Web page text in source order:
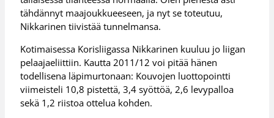
tähdännyt maajoukkueeseen, ja nyt se toteutuu,
Nikkarinen tiivistää tunnelmansa.
Kotimaisessa Korisliigassa Nikkarinen kuuluu jo liigan
pelaajaeliittiin. Kautta 2011/12 voi pitää hänen
todellisena läpimurtonaan: Kouvojen luottopointti
viimeisteli 10,8 pistettä, 3,4 syöttöä, 2,6 levypalloa
sekä 1,2 riistoa ottelua kohden.